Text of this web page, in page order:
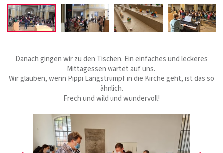
Danach gingen wir zu den Tischen. Ein einfaches und leckeres
Mittagessen wartet auf uns.
Wir glauben, wenn Pippi Langstrumpf in die Kirche geht, ist das so
ähnlich.
Frech und wild und wundervoll!